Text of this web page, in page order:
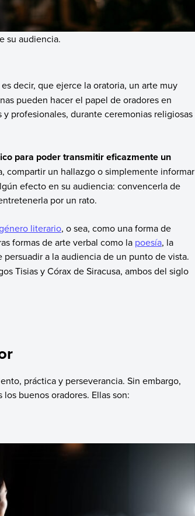
su audiencia.
es decir, que ejerce la oratoria, un arte muy
pueden hacer el papel de oradores en
profesionales, durante ceremonias religiosas
para poder transmitir eficazmente un
compartir un hallazgo o simplemente informar
efecto en su audiencia: convencerla de
por un rato.
literario, o sea, como una forma de
formas de arte verbal como la poesía, la
persuadir a la audiencia de un punto de vista.
Tisias y Córax de Siracusa, ambos del siglo
práctica y perseverancia. Sin embargo,
buenos oradores. Ellas son: